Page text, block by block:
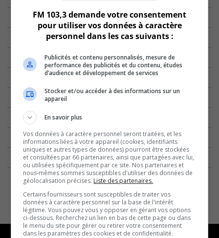
FM 103,3 demande votre consentement
pour utiliser vos données à caractère
personnel dans les cas suivants :
Publicités et contenu personnalisés, mesure de
performance des publicités et du contenu, études
d’audience et développement de services
Stocker et/ou accéder à des informations sur un
appareil
En savoir plus
Vos données à caractère personnel seront traitées, et les
informations liées à votre appareil (cookies, identifiants
uniques et autres types de données) pourront être stockées
et consultées par 66 partenaires, ainsi que partagées avec lui,
ou utilisées spécifiquement par ce site. Nos partenaires et
nous-mêmes sommes susceptibles d'utiliser des données de
géolocalisation précises. Liste des partenaires.
Certains fournisseurs sont susceptibles de traiter vos
données à caractère personnel sur la base de l'intérêt
légitime. Vous pouvez vous y opposer en gérant vos options
ci-dessous. Recherchez un lien en bas de cette page ou dans
le menu du site pour gérer ou retirer votre consentement
dans les paramètres des cookies et de confidentialité.